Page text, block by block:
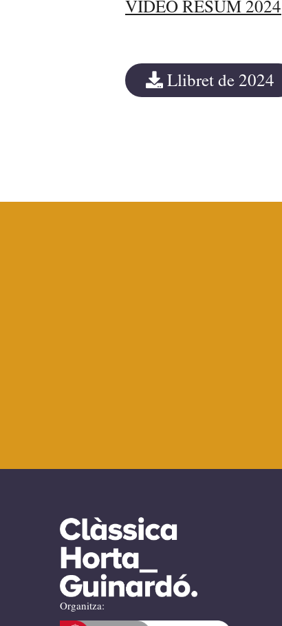
VÍDEO RESUM 2024
Llibret de 2024
Organitza: